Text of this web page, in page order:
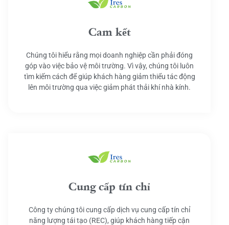
Cam kết
Chúng tôi hiểu rằng mọi doanh nghiệp cần phải đóng
góp vào việc bảo vệ môi trường. Vì vậy, chúng tôi luôn
tìm kiếm cách để giúp khách hàng giảm thiểu tác động
lên môi trường qua việc giảm phát thải khí nhà kính.
Cung cấp tín chỉ
Công ty chúng tôi cung cấp dịch vụ cung cấp tín chỉ
năng lượng tái tạo (REC), giúp khách hàng tiếp cận